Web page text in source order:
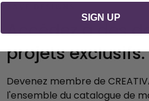
Accédez à des
projets exclusifs.
Devenez membre de
l'ensemble du catalogue de
SIGN UP